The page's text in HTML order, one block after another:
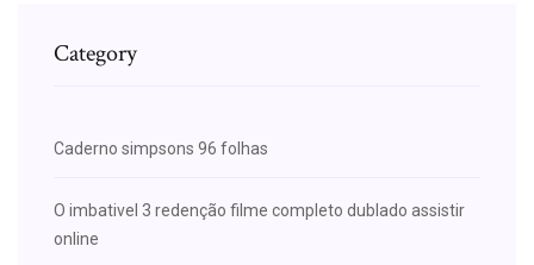
Category
Caderno simpsons 96 folhas
O imbativel 3 redenção filme completo dublado assistir
online